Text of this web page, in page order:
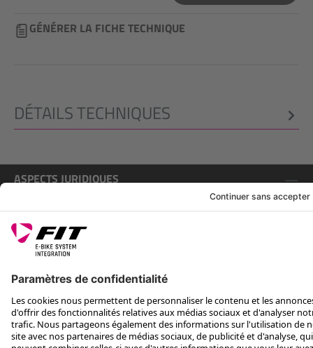
GÉNÉRER LA FICHE TECHNIQUE
DÉTAILS TECHNIQUES
ASPECTS JURIDIQUES
SERVICE
SUIS-NOUS SUR